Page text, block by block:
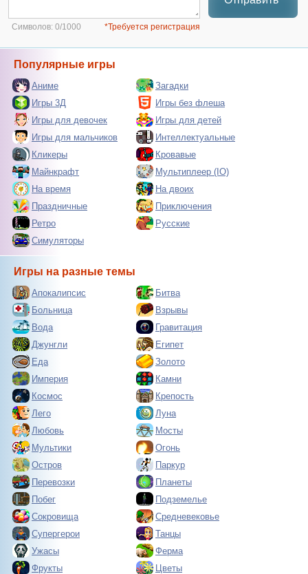
Символов: 0/1000 *Требуется регистрация
Популярные игры
Аниме
Загадки
Игры 3Д
Игры без флеша
Игры для девочек
Игры для детей
Игры для мальчиков
Интеллектуальные
Кликеры
Кровавые
Майнкрафт
Мультиплеер (IO)
На время
На двоих
Праздничные
Приключения
Ретро
Русские
Симуляторы
Игры на разные темы
Апокалипсис
Битва
Больница
Взрывы
Вода
Гравитация
Джунгли
Египет
Еда
Золото
Империя
Камни
Космос
Крепость
Лего
Луна
Любовь
Мосты
Мультики
Огонь
Остров
Паркур
Перевозки
Планеты
Побег
Подземелье
Сокровища
Средневековье
Супергерои
Танцы
Ужасы
Ферма
Фрукты
Цветы